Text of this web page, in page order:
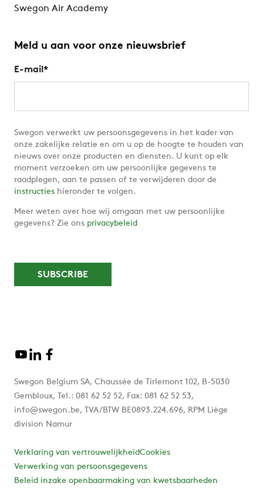
Swegon Air Academy
Meld u aan voor onze nieuwsbrief
E-mail *
Swegon verwerkt uw persoonsgegevens in het kader van
onze zakelijke relatie en om u op de hoogte te houden van
nieuws over onze producten en diensten. U kunt op elk
moment verzoeken om uw persoonlijke gegevens te
raadplegen, aan te passen of te verwijderen door de
instructies hieronder te volgen.
Meer weten over hoe wij omgaan met uw persoonlijke
gegevens? Zie ons privacybeleid
Swegon Belgium SA, Chaussée de Tirlemont 102, B-5030
Gembloux, Tel.: 081 62 52 52, Fax: 081 62 52 53,
info@swegon.be, TVA/BTW BE0893.224.696, RPM Liège
division Namur
Verklaring van vertrouwelijkheidCookies
Verwerking van persoonsgegevens
Beleid inzake openbaarmaking van kwetsbaarheden